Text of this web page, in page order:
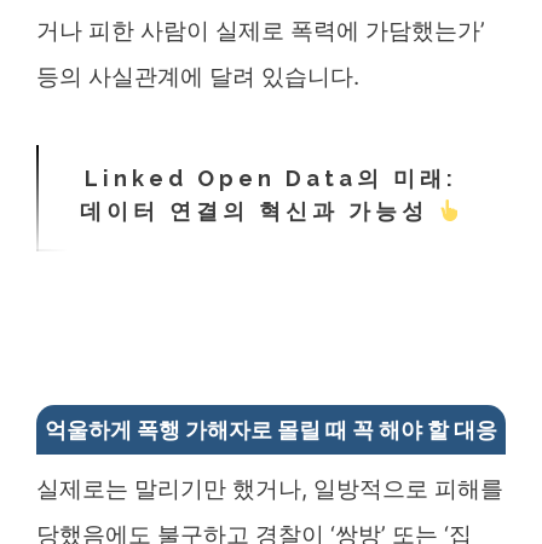
거나 피한 사람이 실제로 폭력에 가담했는가’
등의 사실관계에 달려 있습니다.
Linked Open Data의 미래:
데이터 연결의 혁신과 가능성
억울하게 폭행 가해자로 몰릴 때 꼭 해야 할 대응
실제로는 말리기만 했거나, 일방적으로 피해를
당했음에도 불구하고 경찰이 ‘쌍방’ 또는 ‘집